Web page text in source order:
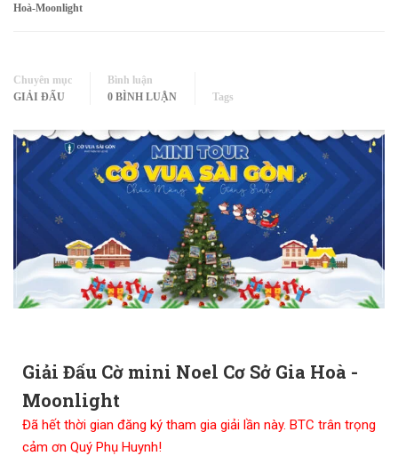
Hoà-Moonlight
Chuyên mục
GIẢI ĐẤU
Bình luận
0 BÌNH LUẬN
Tags
Giải Đấu Cờ mini Noel Cơ Sở Gia Hoà -
Moonlight
Đã hết thời gian đăng ký tham gia giải lần này. BTC trân trọng
cảm ơn Quý Phụ Huynh!